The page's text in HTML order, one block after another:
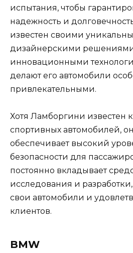
испытания, чтобы
надежность и
известен своими
дизайнерскими
инновационными
делают его автомобили
привлекательными.
Хотя Ламборгини известен
спортивных автомобилей,
обеспечивает высокий
безопасности для
постоянно вкладывает
исследования и
свои автомобили и
клиентов.
BMW